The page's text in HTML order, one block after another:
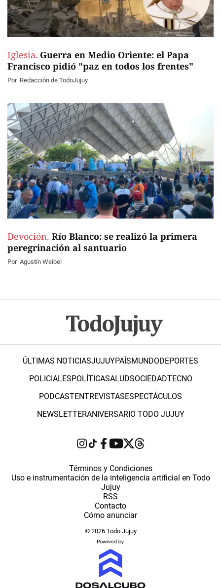
Iglesia. Guerra en Medio Oriente: el Papa
Francisco pidió "paz en todos los frentes"
Por Redacción de TodoJujuy
Devoción. Río Blanco: se realizó la primera
peregrinación al santuario
Por Agustín Weibel
ÚLTIMAS NOTICIASJUJUYPAÍSMUNDODEPORTES
POLICIALESPOLÍTICASALUDSOCIEDADTECNO
PODCASTENTREVISTASESPECTÁCULOS
NEWSLETTERANIVERSARIO TODO JUJUY
Términos y Condiciones
Uso e instrumentación de la inteligencia artificial en Todo
Jujuy
RSS
Contacto
Cómo anunciar
© 2026 Todo Jujuy